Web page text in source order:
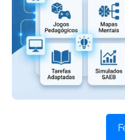
→Desenho de coruja
Desenho de coelho
→Rotina semanal
Plano de Aula
Plano de Aula